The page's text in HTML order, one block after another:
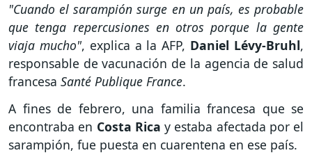
"Cuando el sarampión surge en un país, es probable
que tenga repercusiones en otros porque la gente
viaja mucho", explica a la AFP, Daniel Lévy-Bruhl,
responsable de vacunación de la agencia de salud
francesa Santé Publique France.
A fines de febrero, una familia francesa que se
encontraba en Costa Rica y estaba afectada por el
sarampión, fue puesta en cuarentena en ese país.